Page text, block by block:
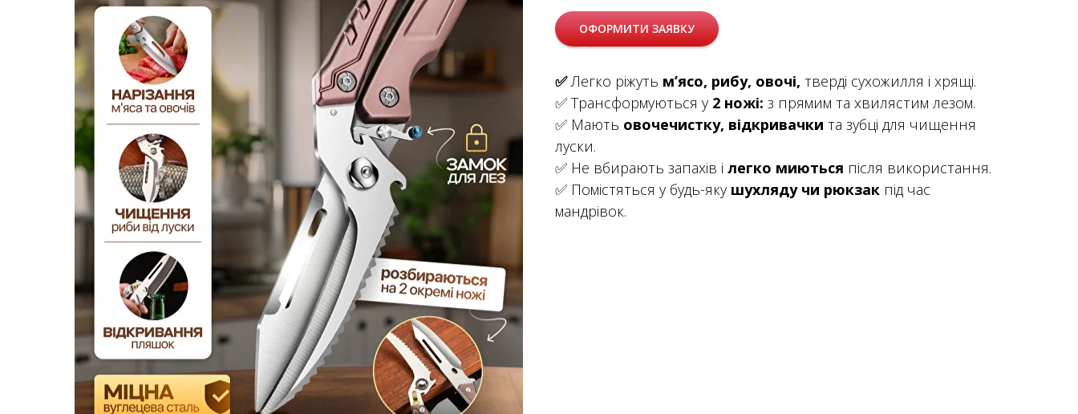
ОФОРМИТИ ЗАЯВКУ
✅Легко ріжуть м’ясо, рибу, овочі, тверді сухожилля і хрящі.
✅ Трансформуються у 2 ножі: з прямим та хвилястим лезом.
✅ Мають овочечистку, відкривачки та зубці для чищення
луски.
✅ Не вбирають запахів і легко миються після використання.
✅ Помістяться у будь-яку шухляду чи рюкзак під час
мандрівок.